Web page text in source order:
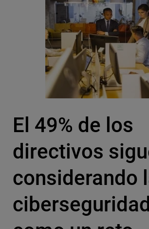
El 49% de los
directivos
considerando
ciberseguridad